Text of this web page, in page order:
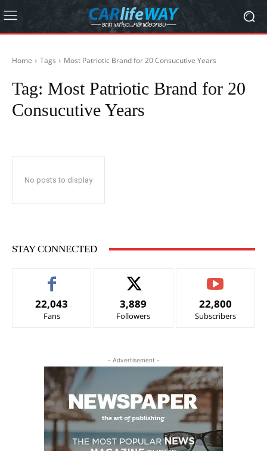
Home Tags Most Patriotic Brand for 20 Consucutive Years
Tag: Most Patriotic Brand for 20
Consucutive Years
No posts to display
STAY CONNECTED
22,043
Fans
3,889
Followers
22,800
Subscribers
- Advertisement -